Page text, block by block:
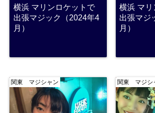
横浜 マリンロケットで
出張マジック（2024年4
月）
横浜 マ
出張マジ
月）
関東 マジシャン 関東 マジシ